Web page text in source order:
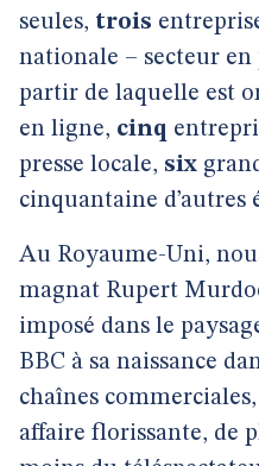
seules, trois
nationale – secteur en
partir de laquelle est
en ligne, cinq
presse locale, six
cinquantaine d’autres
Au Royaume-Uni,
magnat Rupert
imposé dans le
BBC à sa naissance
chaînes
affaire florissante, de